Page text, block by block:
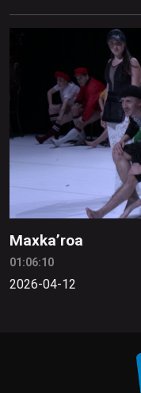
Maxka’roa
01:06:10
2026-04-12